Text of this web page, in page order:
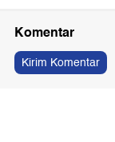
Komentar
Kirim Komentar